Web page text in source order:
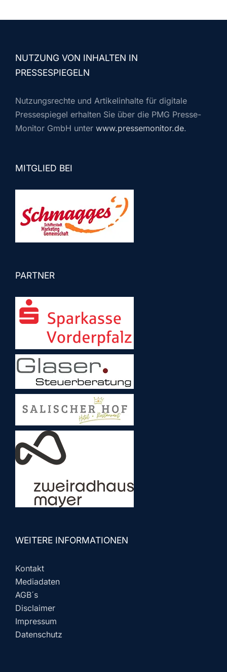
NUTZUNG VON INHALTEN IN
PRESSESPIEGELN
Nutzungsrechte und Artikelinhalte für digitale
Pressespiegel erhalten Sie über die PMG Presse-
Monitor GmbH unter www.pressemonitor.de.
MITGLIED BEI
PARTNER
WEITERE INFORMATIONEN
Kontakt
Mediadaten
AGB´s
Disclaimer
Impressum
Datenschutz